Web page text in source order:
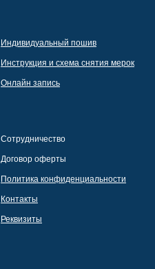
Индивидуальный пошив
Инструкция и схема снятия мерок
Онлайн запись
Сотрудничество
Договор оферты
Политика конфиденциальности
Контакты
Реквизиты